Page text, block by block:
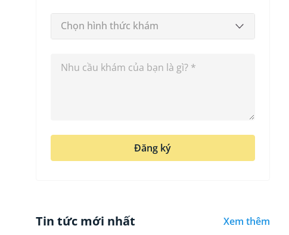
Chọn hình thức khám
Đăng ký
Tin tức mới nhất Xem thêm